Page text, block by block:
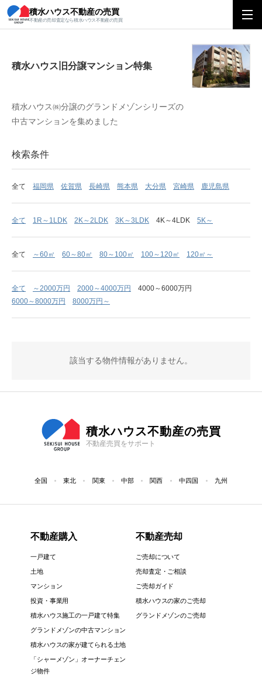
積水ハウス不動産の売買
不動産の売却査定なら積水ハウス不動産の売買
積水ハウス旧分譲マンション特集
積水ハウス旧分譲マンション特集
積水ハウス㈱分譲のグランドメゾンシリーズの
中古マンションを集めました
検索条件
全て 福岡県 佐賀県 長崎県 熊本県 大分県 宮崎県 鹿児島県
全て 1R～1LDK 2K～2LDK 3K～3LDK 4K～4LDK 5K～
全て ～60㎡ 60～80㎡ 80～100㎡ 100～120㎡ 120㎡～
全て ～2000万円 2000～4000万円
4000～6000万円
6000～8000万円
8000万円～
該当する物件情報がありません。
積水ハウス不動産の売買
不動産売買をサポート
全国 東北 関東 中部 関西 中四国 九州
不動産購入
一戸建て
土地
マンション
投資・事業用
積水ハウス施工の一戸建て特集
グランドメゾンの中古マンション
積水ハウスの家が建てられる土地
「シャーメゾン」オーナーチェン
ジ物件
不動産売却
ご売却について
売却査定・ご相談
ご売却ガイド
積水ハウスの家のご売却
グランドメゾンのご売却